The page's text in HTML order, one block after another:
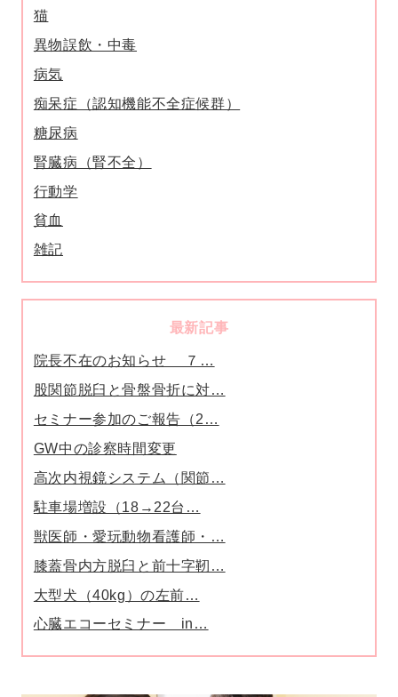
猫
異物誤飲・中毒
病気
痴呆症（認知機能不全症候群）
糖尿病
腎臓病（腎不全）
行動学
貧血
雑記
最新記事
院長不在のお知らせ ７…
股関節脱臼と骨盤骨折に対…
セミナー参加のご報告（2…
GW中の診察時間変更
高次内視鏡システム（関節…
駐車場増設（18→22台…
獣医師・愛玩動物看護師・…
膝蓋骨内方脱臼と前十字靭…
大型犬（40kg）の左前…
心臓エコーセミナー in…